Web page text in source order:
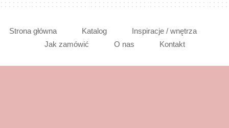
Strona główna Katalog
Inspiracje / wnętrza
Jak zamówić
O nas Kontakt